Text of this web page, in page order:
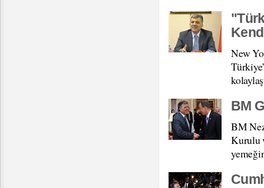
New
BM
BM
Kurulu